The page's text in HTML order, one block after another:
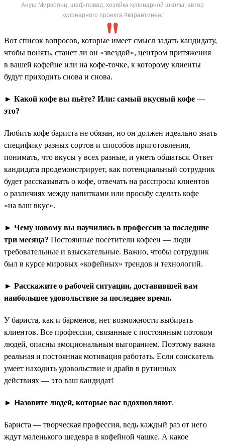
Ануш Мирзоянц, шеф-повар, хозяйка кулинарной школы, автор
кулинарного проекта #карантинeat
Вот список вопросов, которые имеет смысл задать кандидату,
чтобы понять, станет ли он «звездой», центром притяжения
в вашей кофейне или на кофе-точке, к которому клиенты
будут приходить снова и снова.
► Какой кофе вы пьёте? Или: самый вкусный кофе —
это?
Любить кофе бариста не обязан, но он должен идеально знать
специфику разных сортов и способов приготовления,
понимать, что вкусы у всех разные, и уметь общаться. Ответ
кандидата продемонстрирует, как потенциальный сотрудник
будет рассказывать о кофе, отвечать на расспросы клиентов
о различиях между напитками или просьбу сделать кофе
«на ваш вкус».
► Чему новому вы научились в профессии за последние
три месяца? Постоянные посетители кофеен — люди
требовательные и взыскательные. Важно, чтобы сотрудник
был в курсе мировых «кофейных» трендов и технологий.
► Расскажите о рабочей ситуации, доставившей вам
наибольшее удовольствие за последнее время.
У бариста, как и барменов, нет возможности выбирать
клиентов. Все профессии, связанные с постоянным потоком
людей, опасны эмоциональным выгоранием. Поэтому важна
реальная и постоянная мотивация работать. Если соискатель
умеет находить удовольствие и драйв в рутинных
действиях — это ваш кандидат!
► Назовите людей, которые вас вдохновляют.
Бариста — творческая профессия, ведь каждый раз от него
ждут маленького шедевра в кофейной чашке. А какое